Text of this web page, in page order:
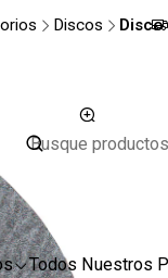
Todos Nuestros
Discos Disco